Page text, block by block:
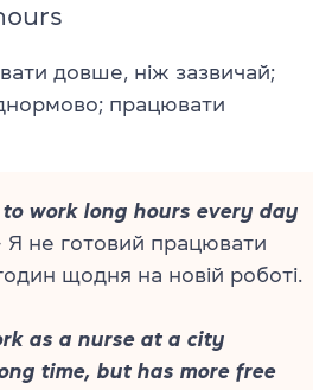
довше, ніж зазвичай;
працювати
work long hours every day
не готовий працювати
щодня на новій роботі.
as a nurse at a city
time, but has more free